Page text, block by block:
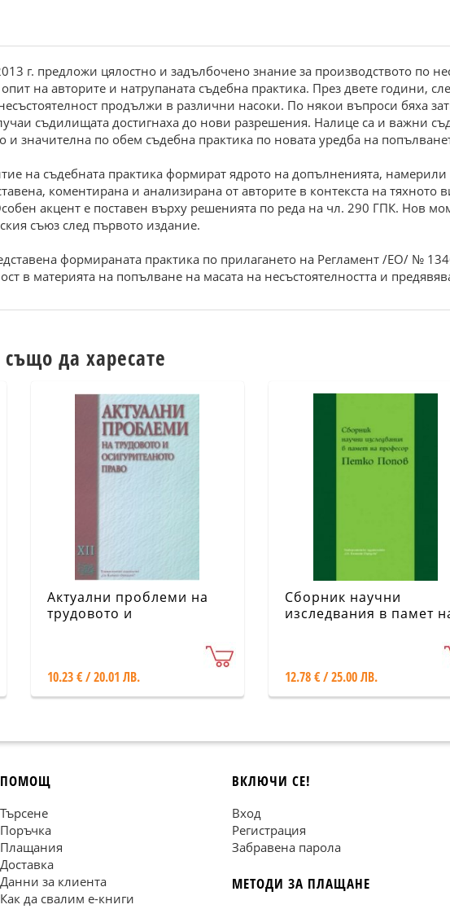
г. предложи цялостно и задълбочено знание за производството по
на авторите и натрупаната съдебна практика. През двете години,
продължи в различни насоки. По някои въпроси бяха
съдилищата достигнаха до нови разрешения. Налице са и важни
и значителна по обем съдебна практика по новата уредба на
на съдебната практика формират ядрото на допълненията,
коментирана и анализирана от авторите в контекста на
акцент е поставен върху решенията по реда на чл. 290 ГПК. Нов
съюз след първото издание.
формираната практика по прилагането на Регламент /ЕО/ №
в материята на попълване на масата на несъстоятелността и
да харесате
Актуални проблеми на
трудовото и
10.23 € / 20.01 ЛВ.
Сборник научни
изследвания в памет
12.78 € / 25.00 ЛВ.
ПОМОЩ
Търсене
Поръчка
Плащания
Доставка
Данни за клиента
Как да свалим е-книги
ВКЛЮЧИ СЕ!
Вход
Регистрация
Забравена парола
МЕТОДИ ЗА ПЛАЩАНЕ